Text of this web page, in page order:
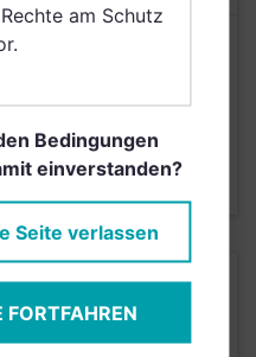
Anbieter (KID)
am Schutz
Bedingungen
einverstanden?
Seite verlassen